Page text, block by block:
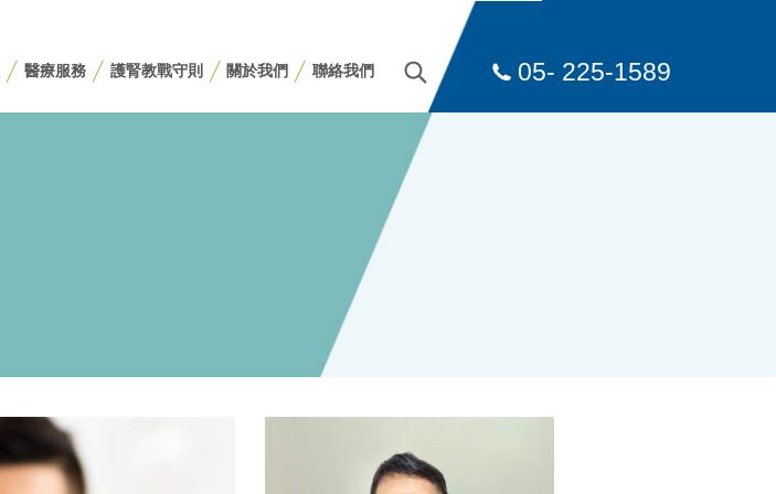
醫療服務 護腎教戰守則 關於我們 聯絡我們 05- 225-1589